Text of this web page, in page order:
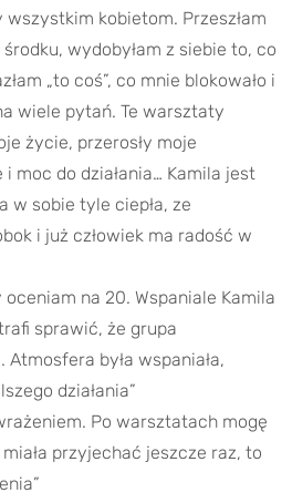
kobietom. Przeszłam
wydobyłam z siebie to, co
„to coś”, co mnie blokowało i
wiele pytań. Te warsztaty
życie, przerosły moje
i moc do działania… Kamila jest
w sobie tyle ciepła, ze
i już człowiek ma radość w
na 20. Wspaniale Kamila
sprawić, że grupa
była wspaniała,
działania”
Po warsztatach mogę
przyjechać jeszcze raz, to